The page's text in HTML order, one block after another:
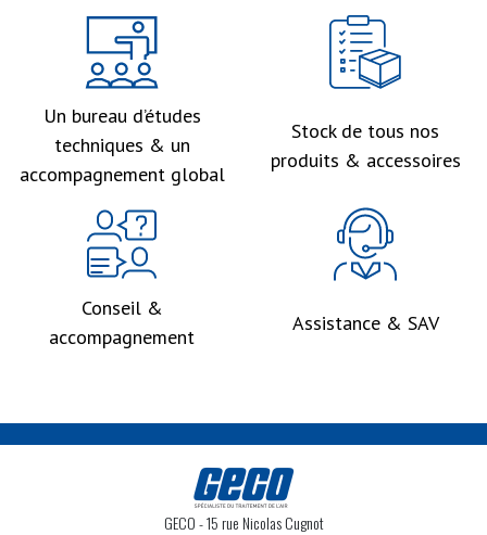
Un bureau d’études
techniques & un
accompagnement global
Stock de tous nos
produits & accessoires
Conseil &
accompagnement
Assistance & SAV
GECO- 15 rue Nicolas Cugnot